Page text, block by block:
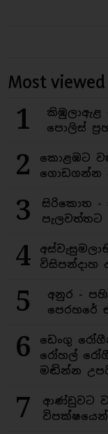
Most viewed
1
කිඹුලාඇළ
පොලිස්
2
කොළඹට
ගොඩගන්න
3
සිරිකොත -
4
විසිපන්දාහ
5
අනුර -
පෙරහරේ
6
ඩෙංගු
රෝහල්
මඬින්න
7
ආණ්ඩුවට